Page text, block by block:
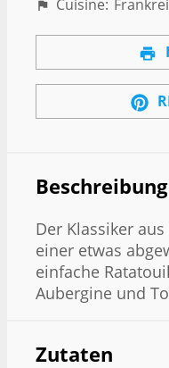
Cuisine:
Beschreibung
Der Klassiker
einer etwas
einfache
Aubergine und
Zutaten